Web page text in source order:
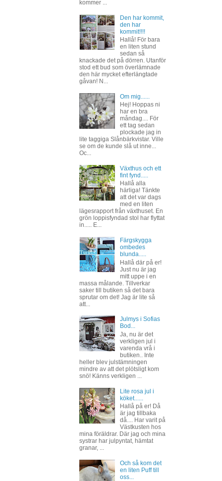
kommer ...
Den har kommit,
den har
kommit!!!!
Hallå! För bara
en liten stund
sedan så
knackade det på dörren. Utanför
stod ett bud som överlämnade
den här mycket efterlängtade
gåvan! N...
Om mig......
Hej! Hoppas ni
har en bra
måndag.... För
ett tag sedan
plockade jag in
lite taggiga Slånbärkvistar. Ville
se om de kunde slå ut inne...
Oc...
Växthus och ett
fint fynd.....
Hallå alla
härliga! Tänkte
att det var dags
med en liten
lägesrapport från växthuset. En
grön loppisfyndad stol har flyttat
in..... E...
Färgskygga
ombedes
blunda.....
Hallå där på er!
Just nu är jag
mitt uppe i en
massa målande. Tillverkar
saker till butiken så det bara
sprutar om det! Jag är lite så
att...
Julmys i Sofias
Bod...
Ja, nu är det
verkligen jul i
varenda vrå i
butiken.. Inte
heller blev julstämningen
mindre av att det plötsligt kom
snö! Känns verkligen ...
Lite rosa jul i
köket......
Hallå på er! Då
är jag tillbaka
då.... Har varit på
Västkusten hos
mina föräldrar. Där jag och mina
systrar har julpyntat, hämtat
granar, ...
Och så kom det
en liten Puff till
oss...